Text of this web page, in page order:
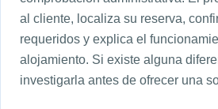
al cliente, localiza su reserva,
requeridos y explica el
alojamiento. Si existe alguna
investigarla antes de ofrecer una